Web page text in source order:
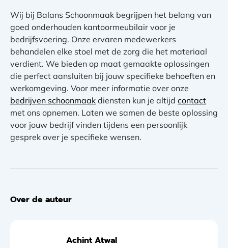
Wij bij Balans Schoonmaak begrijpen het belang van
goed onderhouden kantoormeubilair voor je
bedrijfsvoering. Onze ervaren medewerkers
behandelen elke stoel met de zorg die het materiaal
verdient. We bieden op maat gemaakte oplossingen
die perfect aansluiten bij jouw specifieke behoeften en
werkomgeving. Voor meer informatie over onze
bedrijven schoonmaak diensten kun je altijd contact
met ons opnemen. Laten we samen de beste oplossing
voor jouw bedrijf vinden tijdens een persoonlijk
gesprek over je specifieke wensen.
Over de auteur
Achint Atwal